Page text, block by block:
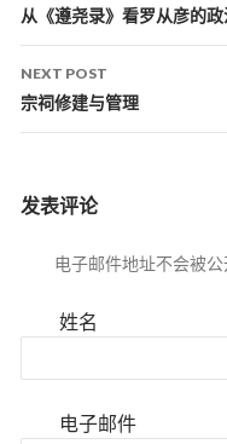
Post
从《遵尧录》看罗从彦的政
NEXT POST
宗祠修建与管理
发表评论
电子邮件地址不会被公
姓名
电子邮件